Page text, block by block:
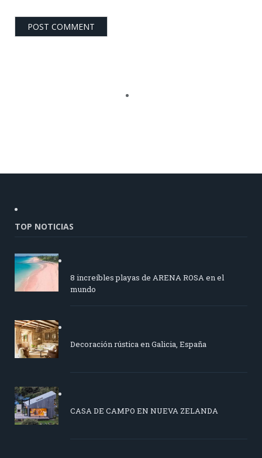
TOP NOTICIAS
8 increíbles playas de ARENA ROSA en el
mundo
Decoración rústica en Galicia, España
CASA DE CAMPO EN NUEVA ZELANDA